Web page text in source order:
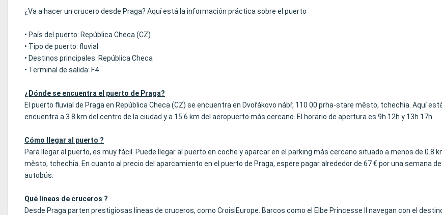
¿Va a hacer un crucero desde Praga? Aquí está la información práctica sobre el puerto
• País del puerto: República Checa (CZ)
• Tipo de puerto: fluvial
• Destinos principales: República Checa
• Terminal de salida: F4
¿Dónde se encuentra el puerto de Praga?
El puerto fluvial de Praga en República Checa (CZ) se encuentra en Dvořákovo nábř, 110 00 prha-stare město, tchechia. Aquí
encuentra a 3.8 km del centro de la ciudad y a 15.6 km del aeropuerto más cercano. El horario de apertura es 9h 12h y 13h 17h.
Cómo llegar al puerto ?
Para llegar al puerto, es muy fácil. Puede llegar al puerto en coche y aparcar en el parking más cercano situado a menos de 0.8
město, tchechia. En cuanto al precio del aparcamiento en el puerto de Praga, espere pagar alrededor de 67 € por una semana
autobús.
Qué líneas de cruceros ?
Desde Praga parten prestigiosas líneas de cruceros, como CroisiEurope. Barcos como el Elbe Princesse II navegan con el